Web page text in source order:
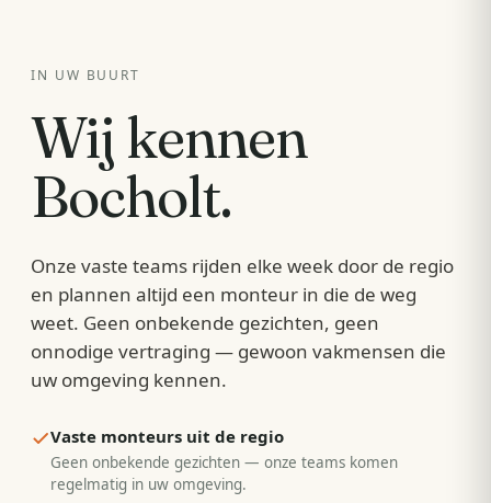
IN UW BUURT
Wij kennen
Bocholt.
Onze vaste teams rijden elke week door de regio
en plannen altijd een monteur in die de weg
weet. Geen onbekende gezichten, geen
onnodige vertraging — gewoon vakmensen die
uw omgeving kennen.
Vaste monteurs uit de regio
Geen onbekende gezichten — onze teams komen
regelmatig in uw omgeving.